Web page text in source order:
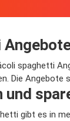
spaghetti
Die Angebote
und
gibt es in